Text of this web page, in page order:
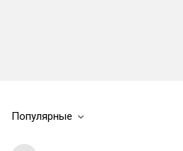
Популярные